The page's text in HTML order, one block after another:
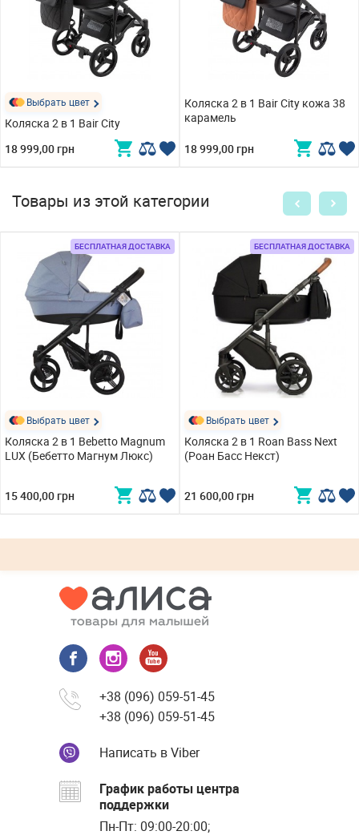
Выбрать цвет
Коляска 2 в 1 Bair City
18 999,00 грн
Коляска 2 в 1 Bair City кожа 38
карамель
18 999,00 грн
Товары из этой категории
БЕСПЛАТНАЯ ДОСТАВКА
Выбрать цвет
Коляска 2 в 1 Bebetto Magnum
LUX (Бебетто Магнум Люкс)
15 400,00 грн
БЕСПЛАТНАЯ ДОСТАВКА
Выбрать цвет
Коляска 2 в 1 Roan Bass Next
(Роан Басс Некст)
21 600,00 грн
+38 (096) 059-51-45
+38 (096) 059-51-45
Написать в Viber
График работы центра
поддержки
Пн-Пт: 09:00-20:00;